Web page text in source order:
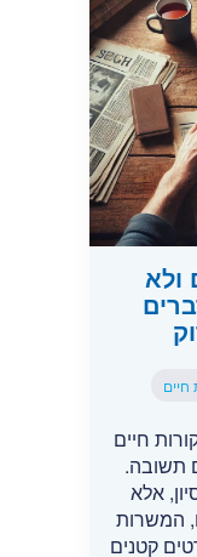
ולא
אליכם? 7 דברים
חיים
חיים
תשובה.
אלא
המשרות
קטנים